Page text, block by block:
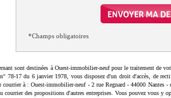
*Champs obligatoires
sont destinées à Ouest-immobilier-neuf pour le traitement de
78-17 du 6 janvier 1978, vous disposez d'un droit d'accès, de
courrier à : Ouest-immobilier-neuf - 2 rue Regnard - 44000
courrier des propositions d'autres entreprises. Vous pouvez vous y